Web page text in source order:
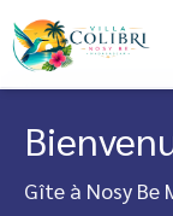
Gîte à Nosy Be